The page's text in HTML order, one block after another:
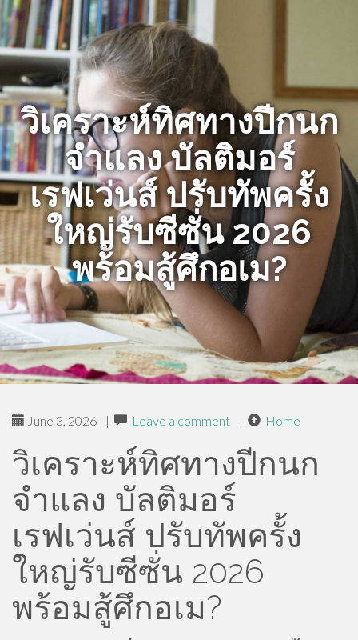
วิเคราะห์ทิศทางปีกนก
จำแลง บัลติมอร์
เรฟเว่นส์ ปรับทัพครั้ง
ใหญ่รับซีซั่น 2026
พร้อมสู้ศึกอเม?
June 3, 2026 | Leave a comment | Home
วิเคราะห์ทิศทางปีกนก
จำแลง บัลติมอร์
เรฟเว่นส์ ปรับทัพครั้ง
ใหญ่รับซีซั่น 2026
พร้อมสู้ศึกอเม?